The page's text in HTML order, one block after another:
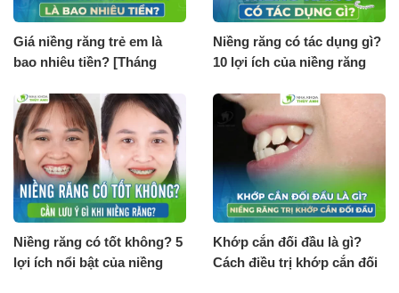
Giá niềng răng trẻ em là
bao nhiêu tiền? [Tháng
Niềng răng có tác dụng gì?
10 lợi ích của niềng răng
Niềng răng có tốt không? 5
lợi ích nổi bật của niềng
Khớp cắn đối đầu là gì?
Cách điều trị khớp cắn đối